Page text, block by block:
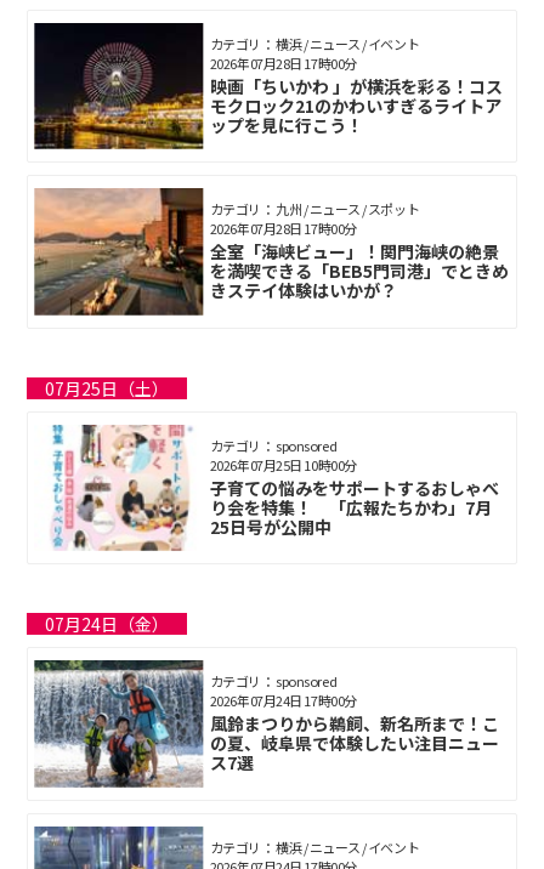
カテゴリ： 横浜 / ニュース / イベント
映画「ちいかわ 」が横浜を彩る！コス
モクロック21のかわいすぎるライトア
ップを見に行こう！
2026年07月28日 17時00分
カテゴリ： 九州 / ニュース / スポット
全室「海峡ビュー」！関門海峡の絶景
を満喫できる「BEB5門司港」でときめ
きステイ体験はいかが？
2026年07月28日 17時00分
07月25日（土）
カテゴリ： sponsored
子育ての悩みをサポートするおしゃべ
り会を特集！ 「広報たちかわ」7月
25日号が公開中
2026年07月25日 10時00分
07月24日（金）
カテゴリ： sponsored
風鈴まつりから鵜飼、新名所まで！こ
の夏、岐阜県で体験したい注目ニュー
ス7選
2026年07月24日 17時00分
カテゴリ： 横浜 / ニュース / イベント